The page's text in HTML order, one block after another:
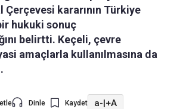
Çerçevesi kararının Türkiye
hukuki sonuç
belirtti. Keçeli, çevre
amaçlarla kullanılmasına da
Dinle Kaydet a-|+A